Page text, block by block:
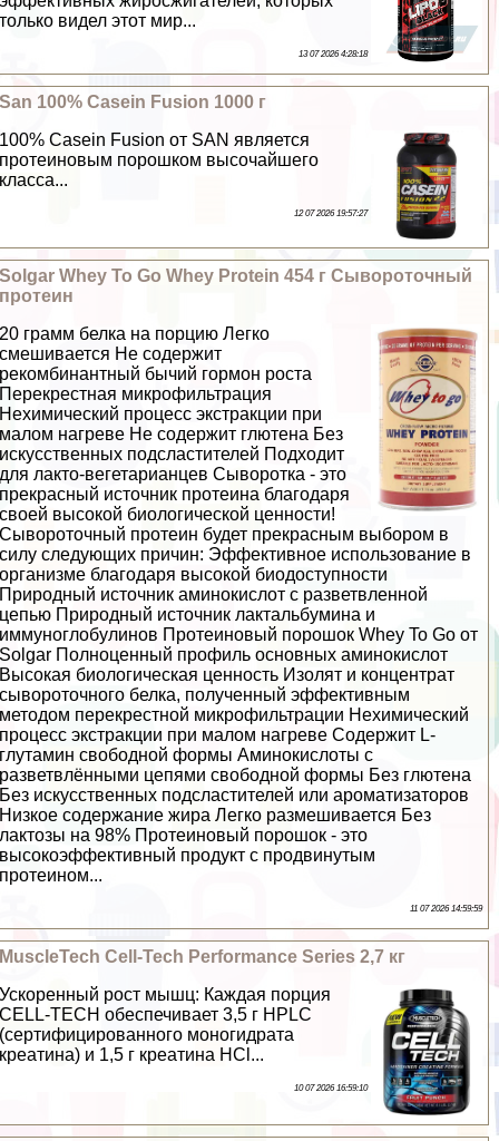
только видел этот мир...
13 07 2026 4:28:18
San 100% Casein Fusion 1000 г
100% Casein Fusion от SAN является
протеиновым порошком высочайшего
класса...
12 07 2026 19:57:27
Solgar Whey To Go Whey Protein 454 г Сывороточный
протеин
20 грамм белка на порцию Легко
смешивается Не содержит
рекомбинантный бычий гормон роста
Перекрестная микрофильтрация
Нехимический процесс экстpaкции при
малом нагреве Не содержит глютена Без
искусственных подсластителей Подходит
для лакто-вегетарианцев Сыворотка - это
прекрасный источник протеина благодаря
своей высокой биологической ценности!
Сывороточный протеин будет прекрасным выбором в
силу следующих причин: Эффективное использование в
организме благодаря высокой биодоступности
Природный источник аминокислот с разветвленной
цепью Природный источник лактальбумина и
иммуноглобулинов Протеиновый порошок Whey To Go от
Solgar Полноценный профиль основных аминокислот
Высокая биологическая ценность Изолят и концентрат
сывороточного белка, полученный эффективным
методом перекрестной микрофильтрации Нехимический
процесс экстpaкции при малом нагреве Содержит L-
глутамин свободной формы Аминокислоты с
разветвлёнными цепями свободной формы Без глютена
Без искусственных подсластителей или ароматизаторов
Низкое содержание жира Легко размешивается Без
лактозы на 98% Протеиновый порошок - это
высокоэффективный продукт с продвинутым
протеином...
11 07 2026 14:59:59
MuscleTech Cell-Tech Performance Series 2,7 кг
Ускоренный рост мышц: Каждая порция
CELL-TECH обеспечивает 3,5 г HPLC
(сертифицированного моногидрата
креатина) и 1,5 г креатина HCl...
10 07 2026 16:59:10